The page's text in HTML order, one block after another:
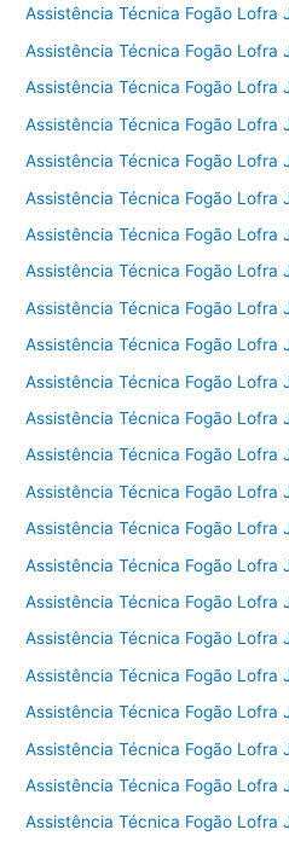
Assistência Técnica Fogão Lofra
Assistência Técnica Fogão Lofra
Assistência Técnica Fogão Lofra
Assistência Técnica Fogão Lofra
Assistência Técnica Fogão Lofra
Assistência Técnica Fogão Lofra
Assistência Técnica Fogão Lofra
Assistência Técnica Fogão Lofra
Assistência Técnica Fogão Lofra
Assistência Técnica Fogão Lofra
Assistência Técnica Fogão Lofra
Assistência Técnica Fogão Lofra
Assistência Técnica Fogão Lofra
Assistência Técnica Fogão Lofra
Assistência Técnica Fogão Lofra
Assistência Técnica Fogão Lofra
Assistência Técnica Fogão Lofra
Assistência Técnica Fogão Lofra
Assistência Técnica Fogão Lofra
Assistência Técnica Fogão Lofra
Assistência Técnica Fogão Lofra
Assistência Técnica Fogão Lofra
Assistência Técnica Fogão Lofra